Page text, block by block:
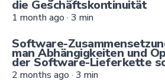
die Geschäftskontinuität
1 month ago · 3 min
Software-
man Abhängigkeiten und
der Software-Lieferkette
2 months ago · 3 min